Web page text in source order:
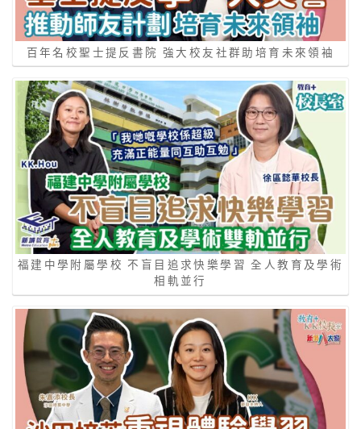
百年名校聖士提反書院 強大校友社群助培育未來領袖
福建中學附屬學校 不盲目追求快樂學習 全人教育及學術
相軌並行